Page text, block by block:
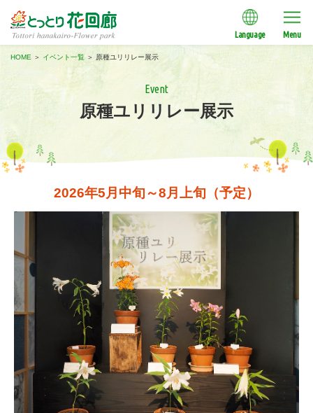
Language Menu
HOME ＞イベント一覧＞ 原種ユリリレー展示
Event
原種ユリリレー展示
2026年5月中旬～8月上旬（予定）